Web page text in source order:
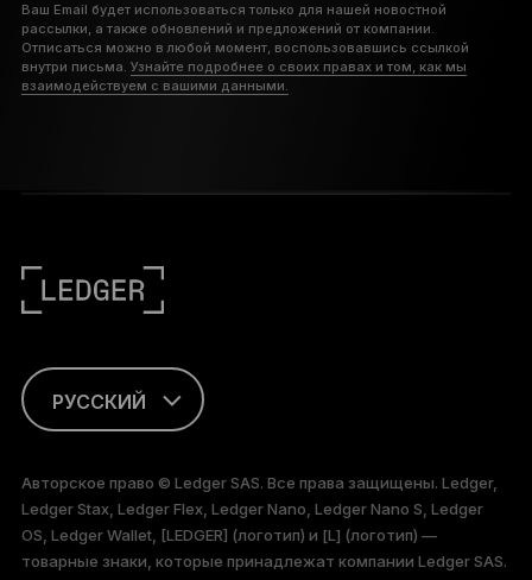
Ваш Email будет использоваться только для нашей новостной
рассылки, а также обновлений и предложений от компании.
Отписаться можно в любой момент, воспользовавшись ссылкой
внутри письма. Узнайте подробнее о своих правах и том, как мы
взаимодействуем с вашими данными.
РУССКИЙ
FRANÇAIS
TÜRKÇE
Авторское право © Ledger SAS. Все права защищены. Ledger,
Ledger Stax, Ledger Flex, Ledger Nano, Ledger Nano S, Ledger
OS, Ledger Wallet, [LEDGER] (логотип) и [L] (логотип) —
товарные знаки, которые принадлежат компании Ledger SAS.